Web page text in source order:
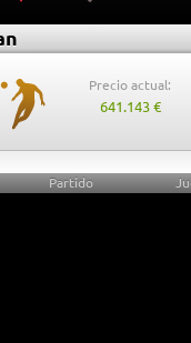
Precio actual:
641.143 €
Partido